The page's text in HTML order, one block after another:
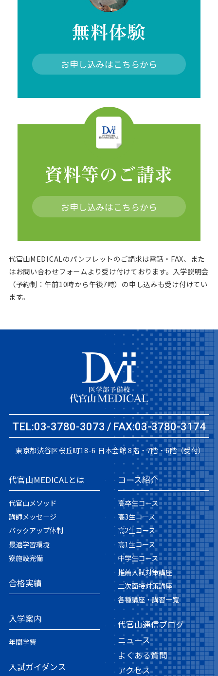
無料体験
お申し込みはこちらから
資料等のご請求
お申し込みはこちらから
代官山MEDICALのパンフレットのご請求は電話・FAX、また
はお問い合わせフォームより受け付けております。 入学説明会
（予約制：午前10時から午後7時）の申し込みも受け付けてい
ます。
TEL:03-3780-3073 FAX:03-3780-3174
東京都渋谷区桜丘町18-6 日本会館 8階・7階・6階（受付）
代官山MEDICALとは
代官山メソッド
講師メッセージ
バックアップ体制
最適学習環境
寮施設完備
コース紹介
高卒生コース
高3生コース
高2生コース
高1生コース
中学生コース
推薦入試対策講座
二次面接対策講座
各種講座・講習一覧
合格実績
入学案内
年間学費
入試ガイダンス
代官山通信ブログ
ニュース
よくある質問
アクセス